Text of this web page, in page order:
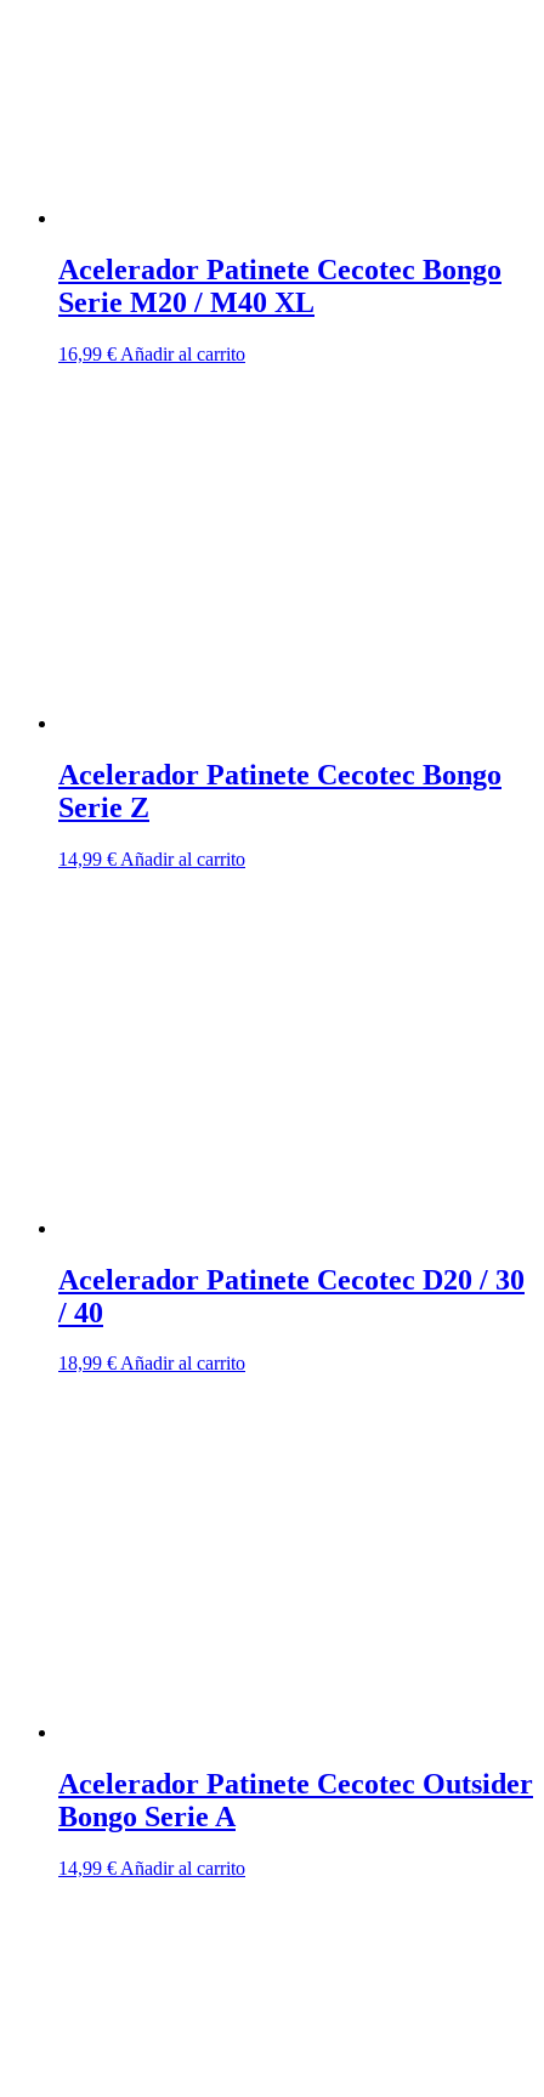
Acelerador Patinete Cecotec Bongo
Serie M20 / M40 XL
16,99 € Añadir al carrito
Acelerador Patinete Cecotec Bongo
Serie Z
14,99 € Añadir al carrito
Acelerador Patinete Cecotec D20 / 30
/ 40
18,99 €Añadir al carrito
Acelerador Patinete Cecotec Outsider
Bongo Serie A
14,99 € Añadir al carrito